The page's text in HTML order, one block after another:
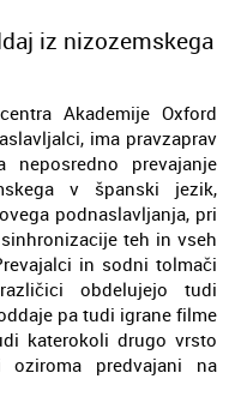
iz nizozemskega
Akademije Oxford
ima pravzaprav
prevajanje
v španski jezik,
podnaslavljanja, pri
teh in vseh
in sodni tolmači
obdelujejo tudi
pa tudi igrane filme
katerokoli drugo vrsto
oziroma predvajani na